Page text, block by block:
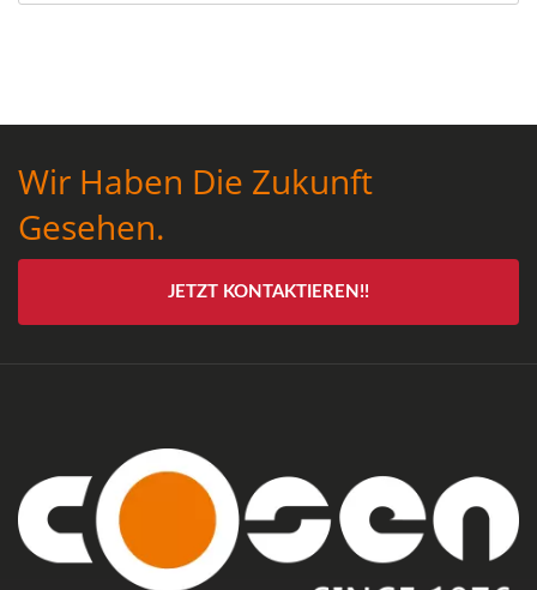
Wir Haben Die Zukunft
Gesehen.
JETZT KONTAKTIEREN!!